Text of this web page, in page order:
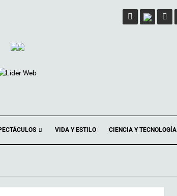
VIDA Y ESTILO CIENCIA Y TECNOLOGÍA